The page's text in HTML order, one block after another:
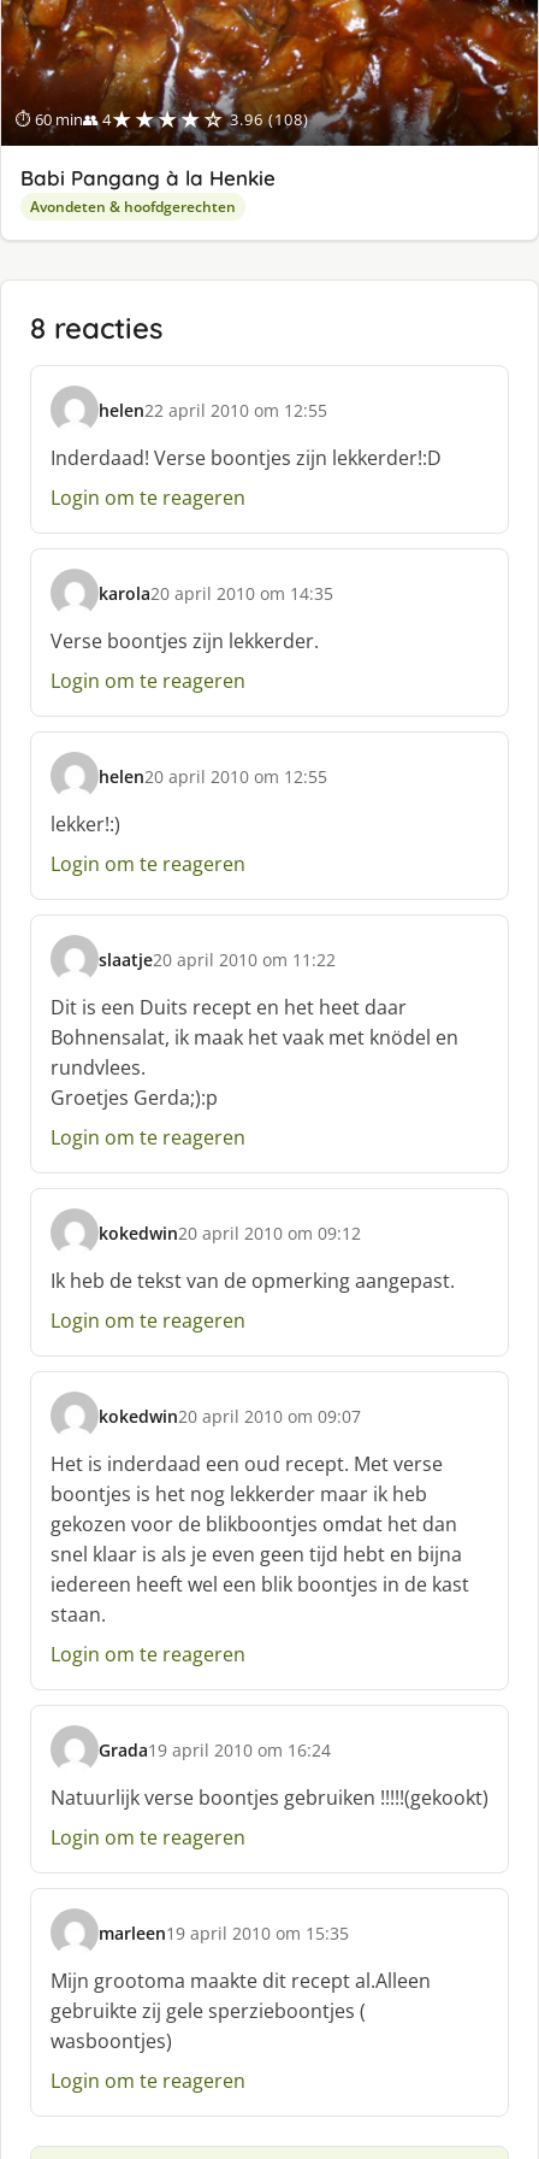
⏱ 60 min👥 4★★★★☆ 3.96 (108)
Babi Pangang à la Henkie
Avondeten & hoofdgerechten
8 reacties
helen
s
c
h
r
e
f
:
22 april 2010 om 12:55
Inderdaad! Verse boontjes zijn lekkerder!:D
Login om te reageren
karola
s
c
h
r
e
f
:
20 april 2010 om 14:35
Verse boontjes zijn lekkerder.
Login om te reageren
helen
s
c
h
r
e
f
:
20 april 2010 om 12:55
lekker!:)
Login om te reageren
slaatje
s
c
h
r
e
e
:
20 april 2010 om 11:22
Dit is een Duits recept en het heet daar
Bohnensalat, ik maak het vaak met knödel en
rundvlees.
Groetjes Gerda;):p
Login om te reageren
kokedwin
s
c
h
r
e
f
:
20 april 2010 om 09:12
Ik heb de tekst van de opmerking aangepast.
Login om te reageren
kokedwin
s
c
h
r
e
e
f
20 april 2010 om 09:07
Het is inderdaad een oud recept. Met verse
boontjes is het nog lekkerder maar ik heb
gekozen voor de blikboontjes omdat het dan
snel klaar is als je even geen tijd hebt en bijna
iedereen heeft wel een blik boontjes in de kast
staan.
Login om te reageren
Grada
s
c
h
r
e
f
:
19 april 2010 om 16:24
Natuurlijk verse boontjes gebruiken !!!!!(gekookt)
Login om te reageren
marleen
s
c
h
r
e
e
:
19 april 2010 om 15:35
Mijn grootoma maakte dit recept al.Alleen
gebruikte zij gele sperzieboontjes (
wasboontjes)
Login om te reageren